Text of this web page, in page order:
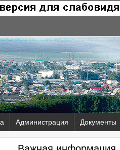
Администрация Документы